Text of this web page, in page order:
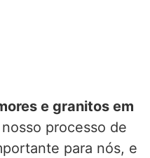
e granitos em
processo de
para nós, e